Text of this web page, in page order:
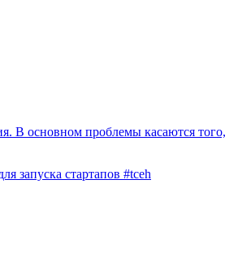
В основном проблемы касаются
запуска стартапов #tceh